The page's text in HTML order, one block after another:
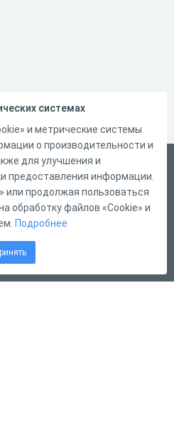
системах
и метрические системы
о производительности и
для улучшения и
предоставления информации.
или продолжая пользоваться
обработку файлов «Cookie» и
Подробнее